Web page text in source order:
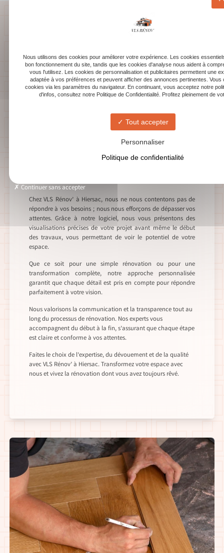
Expertise en travaux
de second œuvre à
Chez VLS Rénov’ à Hiersac, nous ne nous contentons pas de
répondre à vos besoins ; nous nous efforçons de dépasser vos
attentes. Grâce à notre logiciel, nous vous présentons des
visualisations précises de votre projet avant même le début
des travaux, vous permettant de voir le potentiel de votre
espace.
Que ce soit pour une simple rénovation ou pour une
transformation complète, notre approche personnalisée
garantit que chaque détail est pris en compte pour répondre
parfaitement à votre vision.
Nous valorisons la communication et la transparence tout au
long du processus de rénovation. Nos experts vous
accompagnent du début à la fin, s’assurant que chaque étape
est claire et conforme à vos attentes.
Faites le choix de l’expertise, du dévouement et de la qualité
avec VLS Rénov’ à Hiersac. Transformez votre espace avec
nous et vivez la rénovation dont vous avez toujours rêvé.
Nous utilisons des cookies pour améliorer votre expérience. Les cookies
bon fonctionnement du site, tandis que les cookies d'analyse nous aident à
vous l'utilisez. Les cookies de personnalisation et publicitaires permettent une
adaptée à vos préférences et peuvent afficher des annonces pertinentes. Vous
cookies via les paramètres du navigateur. En continuant, vous acceptez notre
d'infos, consultez notre Politique de Confidentialité. Profitez pleinement de
Tout accepter
Personnaliser
Politique de confidentialité
Continuer sans accepter